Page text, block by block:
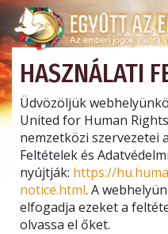
HASZNÁLATI
Üdvözöljük
United for Human
nemzetközi szervezetei
Feltételek és
nyújtják: https://
notice.html. A
elfogadja ezeket a
olvassa el őket.